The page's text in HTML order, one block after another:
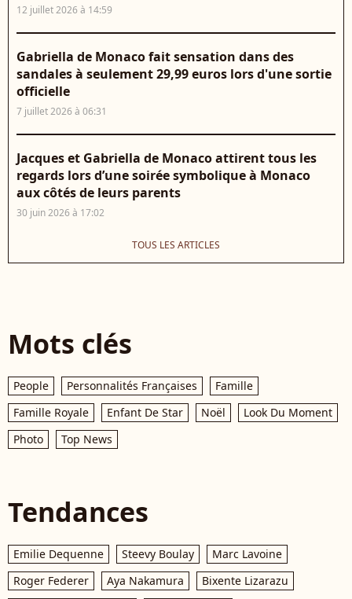
12 juillet 2026 à 14:59
Gabriella de Monaco fait sensation dans des
sandales à seulement 29,99 euros lors d'une sortie
officielle
7 juillet 2026 à 06:31
Jacques et Gabriella de Monaco attirent tous les
regards lors d’une soirée symbolique à Monaco
aux côtés de leurs parents
30 juin 2026 à 17:02
TOUS LES ARTICLES
Mots clés
People Personnalités Françaises
Famille
Famille Royale
Enfant De Star Noël
Look Du Moment
Photo
Top News
Tendances
Emilie Dequenne Steevy Boulay
Marc Lavoine
Roger Federer
Aya Nakamura
Bixente Lizarazu